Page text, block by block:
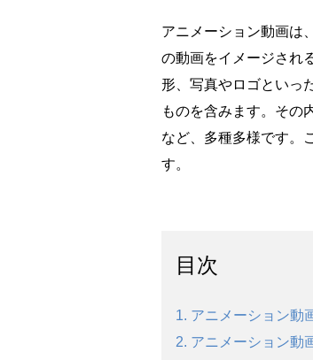
アニメーション動画は
の動画をイメージされ
形、写真やロゴといっ
ものを含みます。その
など、多種多様です。
す。
目次
1. アニメーション動
2. アニメーション動